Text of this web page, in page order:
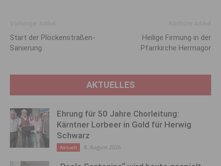
Start der Plöckenstraßen-
Sanierung
Heilige Firmung in der
Pfarrkirche Hermagor
AKTUELLES
Ehrung für 50 Jahre Chorleitung:
Kärntner Lorbeer in Gold für Herwig
Schwarz
Aktuell 8. August 2026